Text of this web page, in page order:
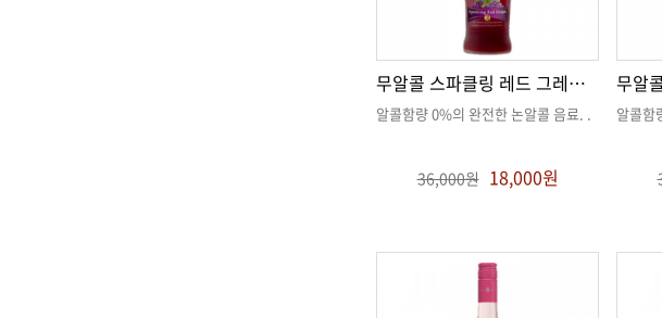
무알콜 스파클링 레드 그레이프
알콜함량 0%의 완전한 논알콜 음료. .
36,000원 18,000원
알콜함